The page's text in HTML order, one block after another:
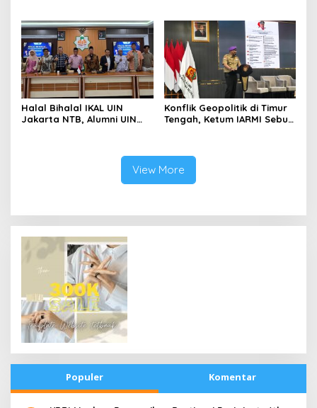
Keterbatasan
Halal Bihalal IKAL UIN
Jakarta NTB, Alumni UIN
Konflik Geopolitik di Timur
Tengah, Ketum IARMI Sebut
View More
Populer Komentar